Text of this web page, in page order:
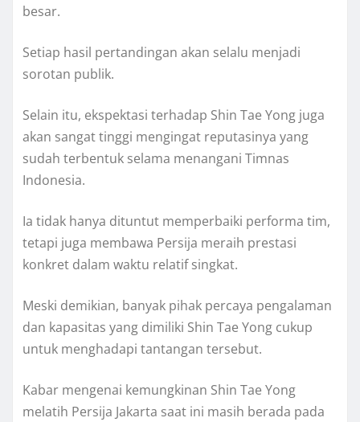
besar.
Setiap hasil pertandingan akan selalu menjadi
sorotan publik.
Selain itu, ekspektasi terhadap Shin Tae Yong juga
akan sangat tinggi mengingat reputasinya yang
sudah terbentuk selama menangani Timnas
Indonesia.
Ia tidak hanya dituntut memperbaiki performa tim,
tetapi juga membawa Persija meraih prestasi
konkret dalam waktu relatif singkat.
Meski demikian, banyak pihak percaya pengalaman
dan kapasitas yang dimiliki Shin Tae Yong cukup
untuk menghadapi tantangan tersebut.
Kabar mengenai kemungkinan Shin Tae Yong
melatih Persija Jakarta saat ini masih berada pada